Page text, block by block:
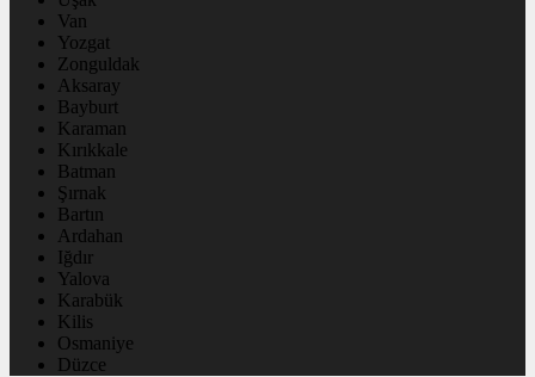
Van
Yozgat
Zonguldak
Aksaray
Bayburt
Karaman
Kırıkkale
Batman
Şırnak
Bartın
Ardahan
Iğdır
Yalova
Karabük
Kilis
Osmaniye
Düzce